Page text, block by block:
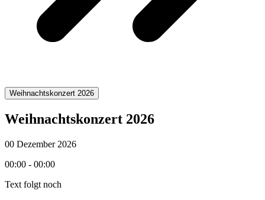
Weihnachtskonzert 2026
Weihnachtskonzert 2026
00 Dezember 2026
00:00 - 00:00
Text folgt noch